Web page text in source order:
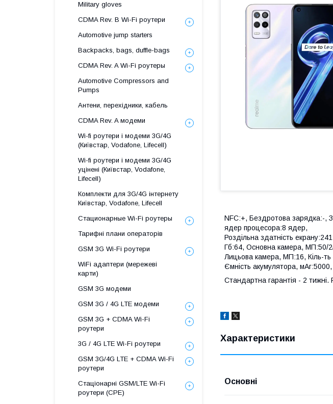
NFC:+, Бездротова зарядка:-,
ядер процесора:8 ядер,
Роздільна здатність
Гб:64, Основна камера, МП:50/
Лицьова камера, МП:16, Кіль-
Ємність акумулятора, мАг:5000,
Стандартна гарантія - 2
Характеристики
Основні
Military gloves
CDMA Rev. B Wi-Fi роутери
Automotive jump starters
Backpacks, bags, duffle-bags
CDMA Rev. A Wi-Fi роутеры
Automotive Compressors and
Pumps
Антени, перехідники, кабель
CDMA Rev. A модеми
Wi-fi роутери і модеми 3G/4G
(Київстар, Vodafone, Lifecell)
Wi-fi роутери і модеми 3G/4G
уцінені (Київстар, Vodafone,
Lifecell)
Комплекти для 3G/4G інтернету
Київстар, Vodafone, Lifecell
Стационарные Wi-Fi роутеры
Тарифні плани операторів
GSM 3G Wi-Fi роутери
WiFi адаптери (мережеві
карти)
GSM 3G модеми
GSM 3G / 4G LTE модеми
GSM 3G + CDMA Wi-Fi
роутери
3G / 4G LTE Wi-Fi роутери
GSM 3G/4G LTE + CDMA Wi-Fi
роутери
Стаціонарні GSM/LTE Wi-Fi
роутери (CPE)